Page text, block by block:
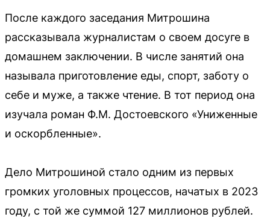
После каждого заседания Митрошина
рассказывала журналистам о своем досуге в
домашнем заключении. В числе занятий она
называла приготовление еды, спорт, заботу о
себе и муже, а также чтение. В тот период она
изучала роман Ф.М. Достоевского «Униженные
и оскорбленные».
Дело Митрошиной стало одним из первых
громких уголовных процессов, начатых в 2023
году, с той же суммой 127 миллионов рублей.